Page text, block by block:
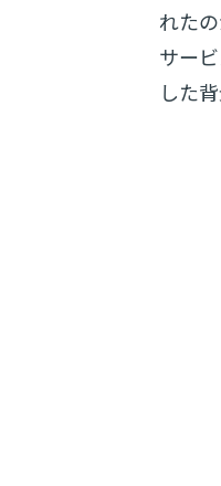
れた
サー
した